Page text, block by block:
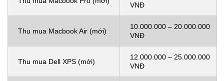
VNĐ
Thu mua Macbook Air (mới)
10.000.000 – 20.000.000
VNĐ
Thu mua Dell XPS (mới)
12.000.000 – 25.000.000
VNĐ